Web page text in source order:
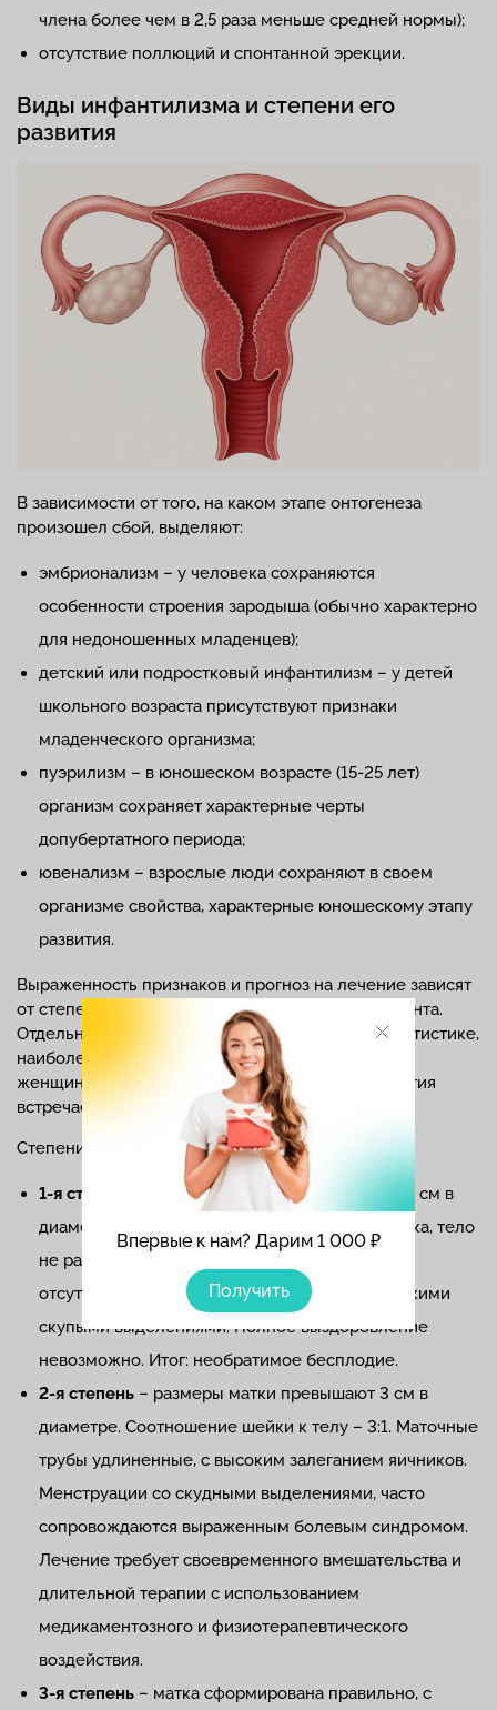
Впервые к нам? Дарим 1 000 ₽
Получить
члена более чем в 2,5 раза меньше средней нормы);
отсутствие поллюций и спонтанной эрекции.
Виды инфантилизма и степени его
развития
В зависимости от того, на каком этапе онтогенеза
произошел сбой, выделяют:
эмбрионализм – у человека сохраняются
особенности строения зародыша (обычно характерно
для недоношенных младенцев);
детский или подростковый инфантилизм – у детей
школьного возраста присутствуют признаки
младенческого организма;
пуэрилизм – в юношеском возрасте (15-25 лет)
организм сохраняет характерные черты
допубертатного периода;
ювенализм – взрослые люди сохраняют в своем
организме свойства, характерные юношескому этапу
развития.
Выраженность признаков и прогноз на лечение зависят
от степени развития патологии и возраста пациента.
Отдельное значение уделяют полу. Согласно статистике,
наиболее подвержены половому инфантилизму
женщины, в то время как у мужчин такая патология
встречается крайне редко.
Степени проявления патологии у женщин:
1-я степень
– матка рудиментарна, не более 2 см в
диаметре. Основную ее часть составляет шейка, тело
не развито. Во взрослом состоянии месячные
отсутствуют полностью или проявляются редкими
скупыми выделениями. Полное выздоровление
невозможно. Итог: необратимое бесплодие.
2-я степень – размеры матки превышают 3 см в
диаметре. Соотношение шейки к телу – 3:1. Маточные
трубы удлиненные, с высоким залеганием яичников.
Менструации со скудными выделениями, часто
сопровождаются выраженным болевым синдромом.
Лечение требует своевременного вмешательства и
длительной терапии с использованием
медикаментозного и физиотерапевтического
воздействия.
3-я степень – матка сформирована правильно, с